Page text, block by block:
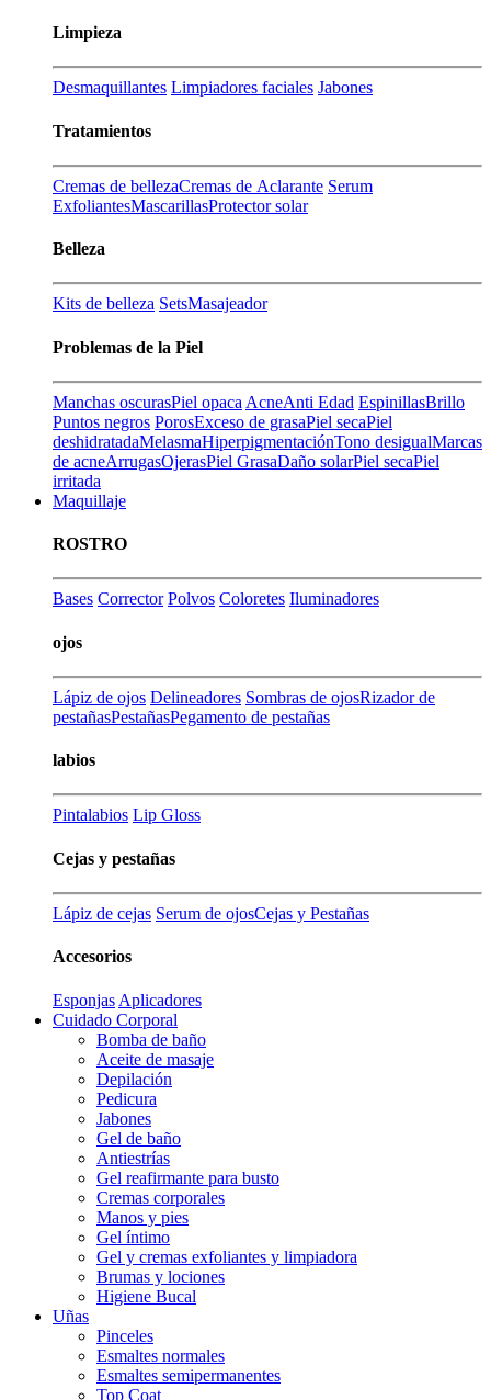
Limpieza
Desmaquillantes Limpiadores faciales Jabones
Tratamientos
Cremas de bellezaCremas de Aclarante Serum
ExfoliantesMascarillasProtector solar
Belleza
Kits de belleza SetsMasajeador
Problemas de la Piel
Manchas oscurasPiel opaca AcneAnti Edad EspinillasBrillo
Puntos negros PorosExceso de grasaPiel secaPiel
deshidratadaMelasmaHiperpigmentaciónTono desigualMarcas
de acneArrugasOjerasPiel GrasaDaño solarPiel secaPiel
irritada
Maquillaje
ROSTRO
Bases Corrector Polvos Coloretes Iluminadores
ojos
Lápiz de ojos Delineadores Sombras de ojosRizador de
pestañasPestañasPegamento de pestañas
labios
Pintalabios Lip Gloss
Cejas y pestañas
Lápiz de cejas Serum de ojosCejas y Pestañas
Accesorios
Esponjas Aplicadores
Cuidado Corporal
Bomba de baño
Aceite de masaje
Depilación
Pedicura
Jabones
Gel de baño
Antiestrías
Gel reafirmante para busto
Cremas corporales
Manos y pies
Gel íntimo
Gel y cremas exfoliantes y limpiadora
Brumas y lociones
Higiene Bucal
Uñas
Pinceles
Esmaltes normales
Esmaltes semipermanentes
Top Coat